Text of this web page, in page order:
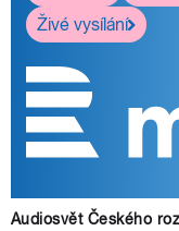
Živé vysílání
Audiosvět Českého